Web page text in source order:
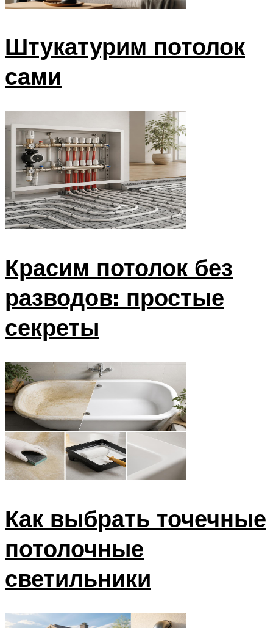
Штукатурим потолок
сами
Красим потолок без
разводов: простые
секреты
Как выбрать точечные
потолочные
светильники